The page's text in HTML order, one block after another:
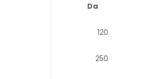
Da
120
250